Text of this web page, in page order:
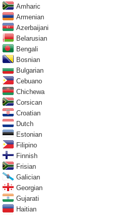
Amharic
Armenian
Azerbaijani
Belarusian
Bengali
Bosnian
Bulgarian
Cebuano
Chichewa
Corsican
Croatian
Dutch
Estonian
Filipino
Finnish
Frisian
Galician
Georgian
Gujarati
Haitian